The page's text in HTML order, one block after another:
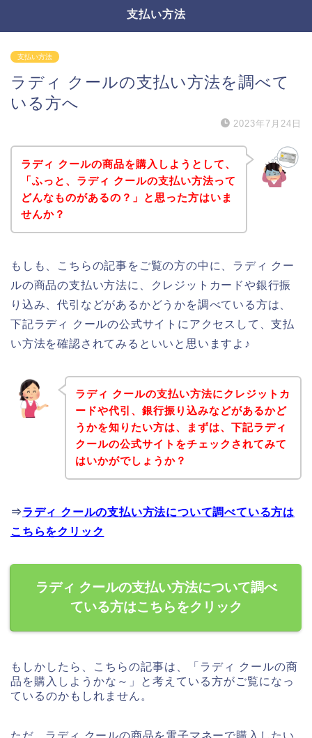
支払い方法
支払い方法
ラディ クールの支払い方法を調べて
いる方へ
2023年7月24日
ラディ クールの商品を購入しようとして、
「ふっと、ラディ クールの支払い方法って
どんなものがあるの？」と思った方はいま
せんか？
もしも、こちらの記事をご覧の方の中に、ラディ クー
ルの商品の支払い方法に、クレジットカードや銀行振
り込み、代引などがあるかどうかを調べている方は、
下記ラディ クールの公式サイトにアクセスして、支払
い方法を確認されてみるといいと思いますよ♪
ラディ クールの支払い方法にクレジットカ
ードや代引、銀行振り込みなどがあるかど
うかを知りたい方は、まずは、下記ラディ
クールの公式サイトをチェックされてみて
はいかがでしょうか？
⇒ラディ クールの支払い方法について調べている方は
こちらをクリック
ラディ クールの支払い方法について調べ
ている方はこちらをクリック
もしかしたら、こちらの記事は、「ラディ クールの商
品を購入しようかな～」と考えている方がご覧になっ
ているのかもしれません。